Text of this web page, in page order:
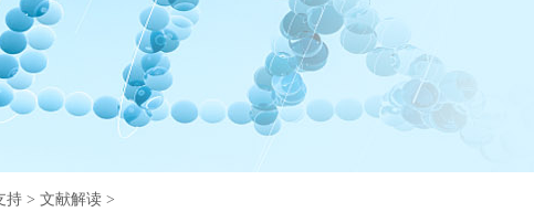
持 > 文献解读 >